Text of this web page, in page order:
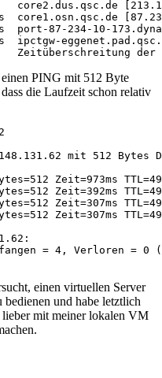
core1.osn.qsc.de
port-87-234-10-
ipctgw-
der
PING mit 512 Byte
die Laufzeit schon relativ
mit 512 Bytes
Zeit=973ms TTL=49
Zeit=392ms TTL=49
Zeit=307ms TTL=49
Zeit=307ms TTL=49
= 4, Verloren = 0
einen virtuellen Server
und habe letztlich
lieber mit meiner lokalen VM